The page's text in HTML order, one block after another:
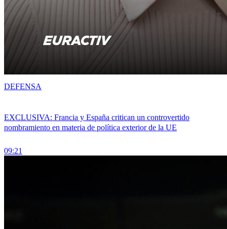
EXCLUSIVA: Francia y España critican un controvertido
nombramiento en materia de política exterior de la UE
09:21
DEFENSA